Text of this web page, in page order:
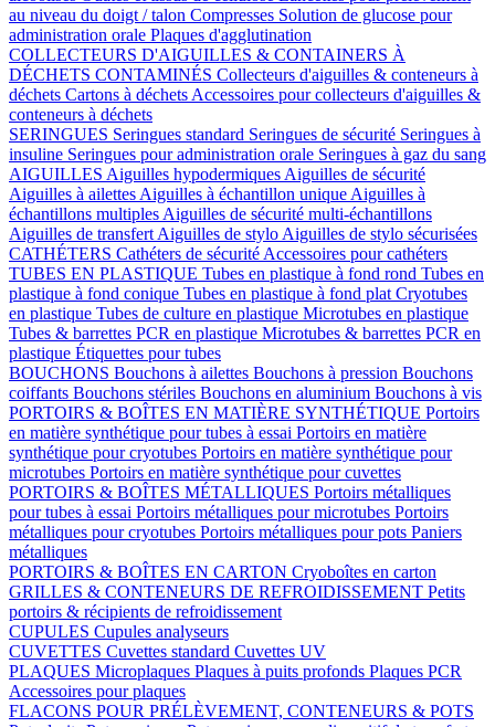
au niveau du doigt / talon Compresses Solution de glucose pour
administration orale Plaques d'agglutination
COLLECTEURS D'AIGUILLES & CONTAINERS À
DÉCHETS CONTAMINÉS Collecteurs d'aiguilles & conteneurs à
déchets Cartons à déchets Accessoires pour collecteurs d'aiguilles &
conteneurs à déchets
SERINGUES Seringues standard Seringues de sécurité Seringues à
insuline Seringues pour administration orale Seringues à gaz du sang
AIGUILLES Aiguilles hypodermiques Aiguilles de sécurité
Aiguilles à ailettes Aiguilles à échantillon unique Aiguilles à
échantillons multiples Aiguilles de sécurité multi-échantillons
Aiguilles de transfert Aiguilles de stylo Aiguilles de stylo sécurisées
CATHÉTERS Cathéters de sécurité Accessoires pour cathéters
TUBES EN PLASTIQUE Tubes en plastique à fond rond Tubes en
plastique à fond conique Tubes en plastique à fond plat Cryotubes
en plastique Tubes de culture en plastique Microtubes en plastique
Tubes & barrettes PCR en plastique Microtubes & barrettes PCR en
plastique Étiquettes pour tubes
BOUCHONS Bouchons à ailettes Bouchons à pression Bouchons
coiffants Bouchons stériles Bouchons en aluminium Bouchons à vis
PORTOIRS & BOÎTES EN MATIÈRE SYNTHÉTIQUE Portoirs
en matière synthétique pour tubes à essai Portoirs en matière
synthétique pour cryotubes Portoirs en matière synthétique pour
microtubes Portoirs en matière synthétique pour cuvettes
PORTOIRS & BOÎTES MÉTALLIQUES Portoirs métalliques
pour tubes à essai Portoirs métalliques pour microtubes Portoirs
métalliques pour cryotubes Portoirs métalliques pour pots Paniers
métalliques
PORTOIRS & BOÎTES EN CARTON Cryoboîtes en carton
GRILLES & CONTENEURS DE REFROIDISSEMENT Petits
portoirs & récipients de refroidissement
CUPULES Cupules analyseurs
CUVETTES Cuvettes standard Cuvettes UV
PLAQUES Microplaques Plaques à puits profonds Plaques PCR
Accessoires pour plaques
FLACONS POUR PRÉLÈVEMENT, CONTENEURS & POTS